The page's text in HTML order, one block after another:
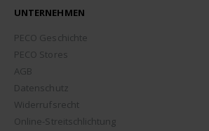
UNTERNEHMEN
PECO Geschichte
PECO Stores
AGB
Datenschutz
Widerrufsrecht
Online-Streitschlichtung